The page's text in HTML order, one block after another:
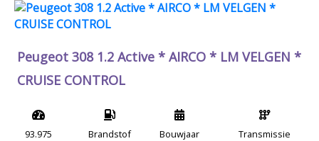
Peugeot 308 1.2 Active * AIRCO * LM VELGEN *
CRUISE CONTROL
93.975
Brandstof
Bouwjaar
Transmissie